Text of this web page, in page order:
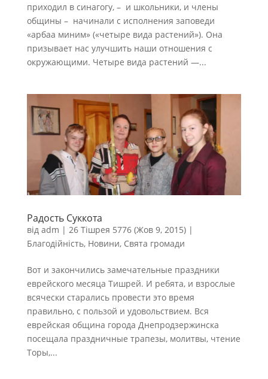
приходил в синагогу, – и школьники, и члены
общины – начинали с исполнения заповеди
«арбаа миним» («четыре вида растений»). Она
призывает нас улучшить наши отношения с
окружающими. Четыре вида растений —...
Радость Суккота
від adm | 26 Тішрея 5776 (Жов 9, 2015)|
Благодійність, Новини, Свята громади
Вот и закончились замечательные праздники
еврейского месяца Тишрей. И ребята, и взрослые
всячески старались провести это время
правильно, с пользой и удовольствием. Вся
еврейская община города Днепродзержинска
посещала праздничные трапезы, молитвы, чтение
Торы,...